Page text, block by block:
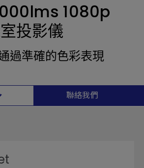
1080p
投影儀
過準確的色彩表現
聯絡我們